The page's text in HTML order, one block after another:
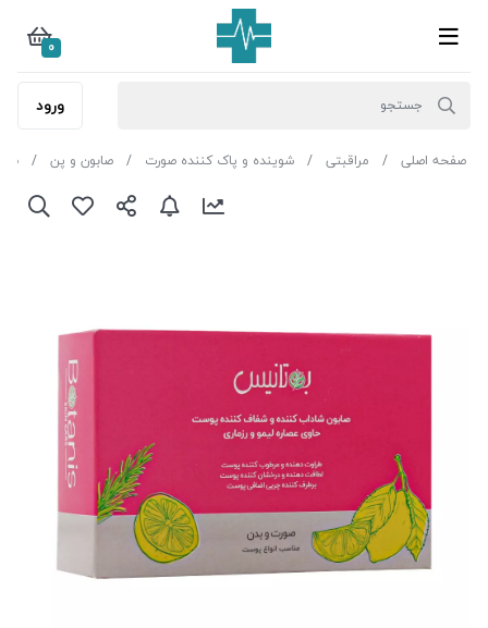
0
ورود
صفحه اصلی مراقبتی شوینده و پاک کننده صورت صابون و پن